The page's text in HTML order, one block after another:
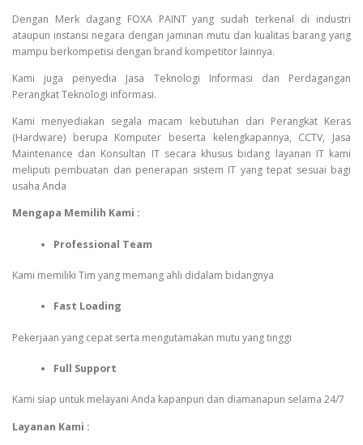
Dengan Merk dagang FOXA PAINT yang sudah terkenal di industri
ataupun instansi negara dengan jaminan mutu dan kualitas barang yang
mampu berkompetisi dengan brand kompetitor lainnya.
Kami juga penyedia Jasa Teknologi Informasi dan Perdagangan
Perangkat Teknologi informasi.
Kami menyediakan segala macam kebutuhan dari Perangkat Keras
(Hardware) berupa Komputer beserta kelengkapannya, CCTV, Jasa
Maintenance dan Konsultan IT secara khusus bidang layanan IT kami
meliputi pembuatan dan penerapan sistem IT yang tepat sesuai bagi
usaha Anda
Mengapa Memilih Kami :
Professional Team
Kami memiliki Tim yang memang ahli didalam bidangnya
Fast Loading
Pekerjaan yang cepat serta mengutamakan mutu yang tinggi
Full Support
Kami siap untuk melayani Anda kapanpun dan diamanapun selama 24/7
Layanan Kami :